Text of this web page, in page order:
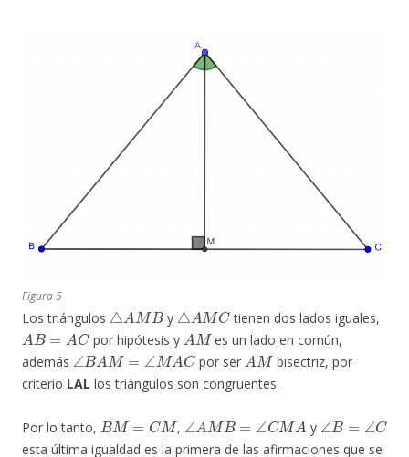
Figura 5
Los triángulos
△ AM B
y
△ AM C
tienen dos lados iguales,
AB=AC
por hipótesis y
AM
es un lado en común,
además
∠BAM=∠MAC
por ser
AM
bisectriz, por
criterio LAL los triángulos son congruentes.
Por lo tanto,
BM = M
,
∠ A MB= CMA
y
∠B C
esta última igualdad es la primera de las afirmaciones que se